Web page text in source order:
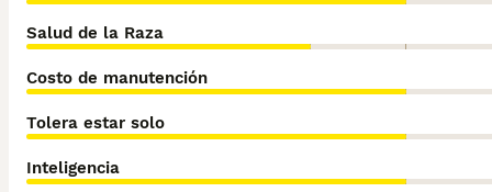
Salud de la Raza
Costo de manutención
Tolera estar solo
Inteligencia